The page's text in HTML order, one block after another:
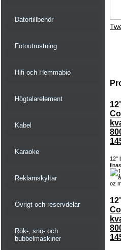
Datortillbehör
Fotoutrustning
Hifi och Hemmabio
Högtalarelement
Kabel
Karaoke
Reklamskyltar
Övrigt och reservdelar
Rök-, snö- och
bubbelmaskiner
12"